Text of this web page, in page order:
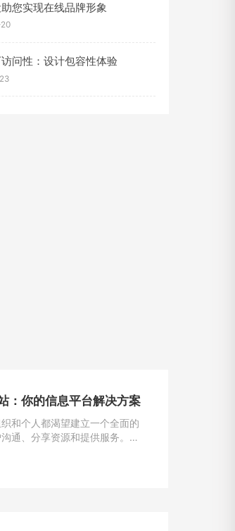
您实现在线品牌形象
问性：设计包容性体验
：你的信息平台解决方案
和个人都渴望建立一个全面的
通、分享资源和提供服务。